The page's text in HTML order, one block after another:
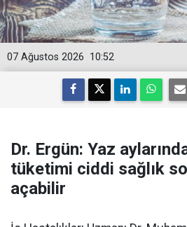
10:52
07 Ağustos 2026
Dr. Ergün: Yaz
tüketimi ciddi sağlık
açabilir